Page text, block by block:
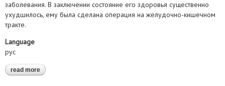
заболевания. В заключении состояние его здоровья существенно
ухудшилось, ему была сделана операция на желудочно-кишечном
тракте.
Language
рус
read more about заявление правозащитного сообщества беларуси по
поводу смерти политзаключённого игоря ледника